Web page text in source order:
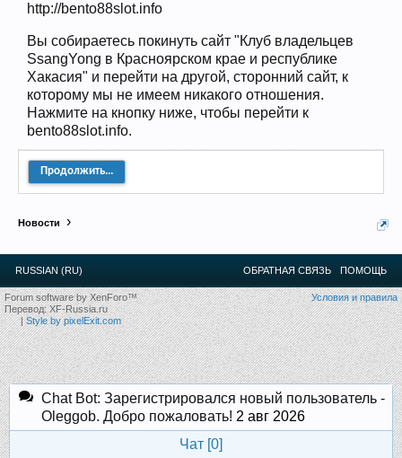
Прошедшие встречи клуба:1.2 .3.4 .5 .6.7.8.9.10
12.13.14.15.16.17.18 .19.20.21 22.23.24.
Ближайшие мероприятия: 16 Августа 2026 года, 11
лет клубу!
http://bento88slot.info
Вы собираетесь покинуть сайт "Клуб владельцев
SsangYong в Красноярском крае и республике
Хакасия" и перейти на другой, сторонний сайт, к
которому мы не имеем никакого отношения.
Нажмите на кнопку ниже, чтобы перейти к
bento88slot.info.
Продолжить...
Новости
RUSSIAN (RU) ОБРАТНАЯ СВЯЗЬ ПОМОЩЬ
Условия и правила
Forum software by XenForo™
Перевод:XF-Russia.ru
|Style by pixelExit.com
Chat Bot: Зарегистрировался новый пользователь -
Oleggob. Добро пожаловать! 2 авг 2026
Чат [0]